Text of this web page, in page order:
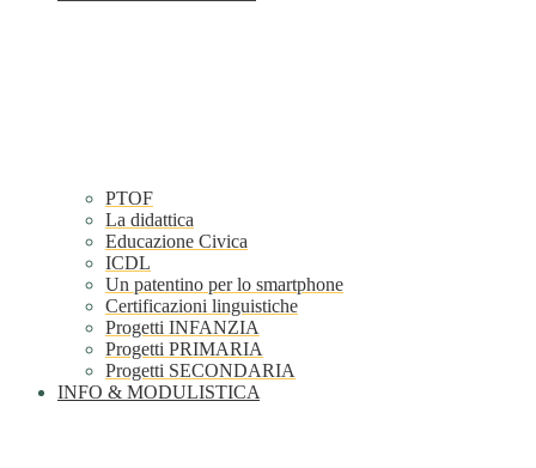
PTOF
La didattica
Educazione Civica
ICDL
Un patentino per lo smartphone
Certificazioni linguistiche
Progetti INFANZIA
Progetti PRIMARIA
Progetti SECONDARIA
INFO & MODULISTICA